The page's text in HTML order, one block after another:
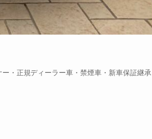
・正規ディーラー車・禁煙車・新車保証継承